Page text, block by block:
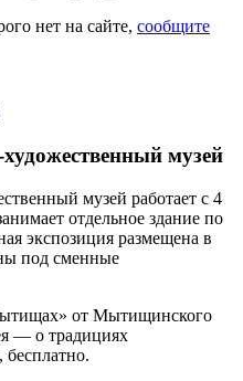
нет на сайте, сообщите
музей
музей работает с 4
отдельное здание по
экспозиция размещена в
под сменные
от Мытищинского
— о традициях